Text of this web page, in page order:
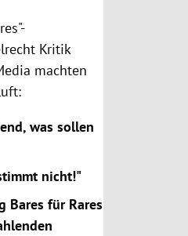
Kritik
machten
was sollen
nicht!"
Bares für Rares